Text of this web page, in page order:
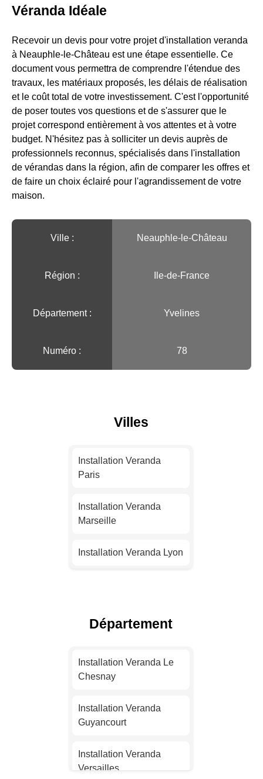
Véranda Idéale
Recevoir un devis pour votre projet d'installation veranda
à Neauphle-le-Château est une étape essentielle. Ce
document vous permettra de comprendre l'étendue des
travaux, les matériaux proposés, les délais de réalisation
et le coût total de votre investissement. C'est l'opportunité
de poser toutes vos questions et de s'assurer que le
projet correspond entièrement à vos attentes et à votre
budget. N'hésitez pas à solliciter un devis auprès de
professionnels reconnus, spécialisés dans l'installation
de vérandas dans la région, afin de comparer les offres et
de faire un choix éclairé pour l'agrandissement de votre
maison.
Ville :️ Neauphle-le-Château
Région :️ Ile-de-France
Département : Yvelines
Numéro : 78
Villes
Installation Veranda
Paris
Installation Veranda
Marseille
Installation Veranda Lyon
Installation Veranda Nice
Installation Veranda
Nantes
Installation Veranda
Strasbourg
Installation Veranda
Montpellier
Département
Installation Veranda Le
Chesnay
Installation Veranda
Guyancourt
Installation Veranda
Versailles